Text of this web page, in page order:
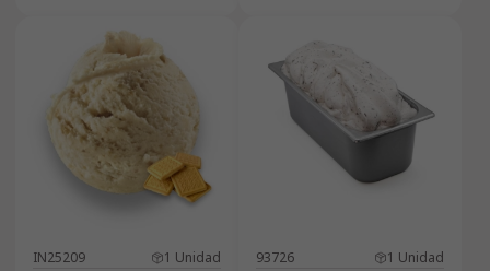
IN25209 1 Unidad 93726 1 Unidad